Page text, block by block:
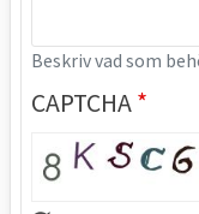
Beskriv vad som
CAPTCHA